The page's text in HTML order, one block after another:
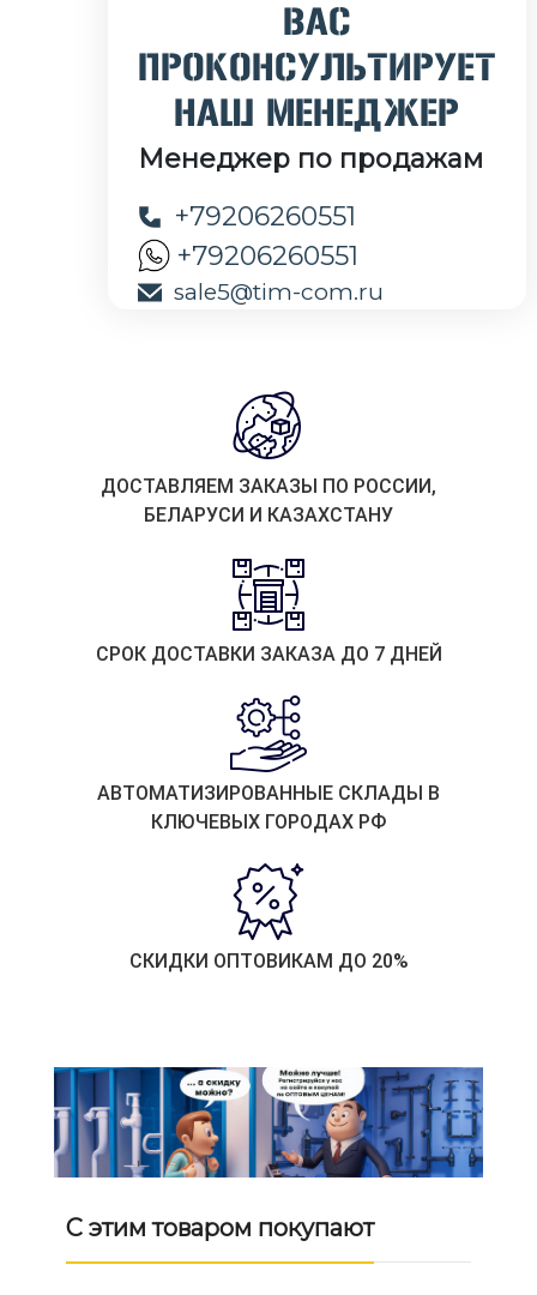
ВАС
ПРОКОНСУЛЬТИРУЕТ
НАШ МЕНЕДЖЕР
Менеджер по продажам
+79206260551
+79206260551
sale5@tim-com.ru
ДОСТАВЛЯЕМ ЗАКАЗЫ ПО РОССИИ,
БЕЛАРУСИ И КАЗАХСТАНУ
СРОК ДОСТАВКИ ЗАКАЗА ДО 7 ДНЕЙ
АВТОМАТИЗИРОВАННЫЕ СКЛАДЫ В
КЛЮЧЕВЫХ ГОРОДАХ РФ
СКИДКИ ОПТОВИКАМ ДО 20%
С этим товаром покупают